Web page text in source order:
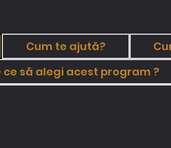
Cum te ajută?
ce să alegi acest program ?